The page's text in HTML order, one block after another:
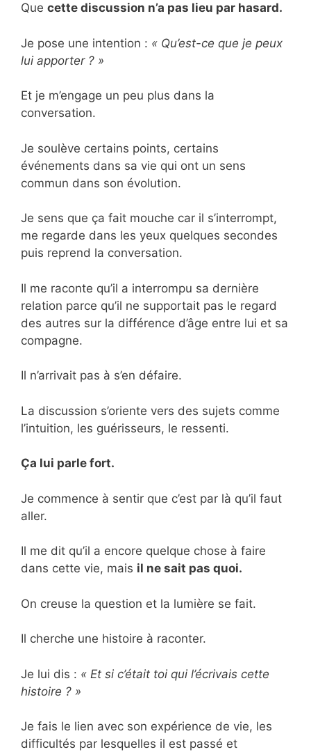
Que cette discussion n’a pas lieu par hasard.
Je pose une intention : « Qu’est-ce que je peux
lui apporter ? »
Et je m’engage un peu plus dans la
conversation.
Je soulève certains points, certains
événements dans sa vie qui ont un sens
commun dans son évolution.
Je sens que ça fait mouche car il s’interrompt,
me regarde dans les yeux quelques secondes
puis reprend la conversation.
Il me raconte qu’il a interrompu sa dernière
relation parce qu’il ne supportait pas le regard
des autres sur la différence d’âge entre lui et sa
compagne.
Il n’arrivait pas à s’en défaire.
La discussion s’oriente vers des sujets comme
l’intuition, les guérisseurs, le ressenti.
Ça lui parle fort.
Je commence à sentir que c’est par là qu’il faut
aller.
Il me dit qu’il a encore quelque chose à faire
dans cette vie, mais il ne sait pas quoi.
On creuse la question et la lumière se fait.
Il cherche une histoire à raconter.
Je lui dis : « Et si c’était toi qui l’écrivais cette
histoire ? »
Je fais le lien avec son expérience de vie, les
difficultés par lesquelles il est passé et